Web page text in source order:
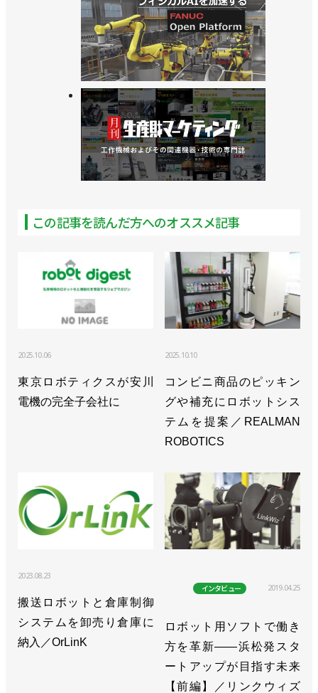
この記事を読んだ方へのオススメ記事
2025.10.06
東京ロボティクスが安川
電機の完全子会社に
2025.10.10
コンビニ商品のピッキン
グや補充にロボットシス
テムを提案／REALMAN
ROBOTICS
2023.08.23
搬送ロボットと倉庫制御
システムを卸売り倉庫に
納入／OrLinK
インタビュー 2019.04.25
ロボット用ソフトで働き
方を革新――浜松発スタ
ートアップが目指す未来
【前編】／リンクウィズ